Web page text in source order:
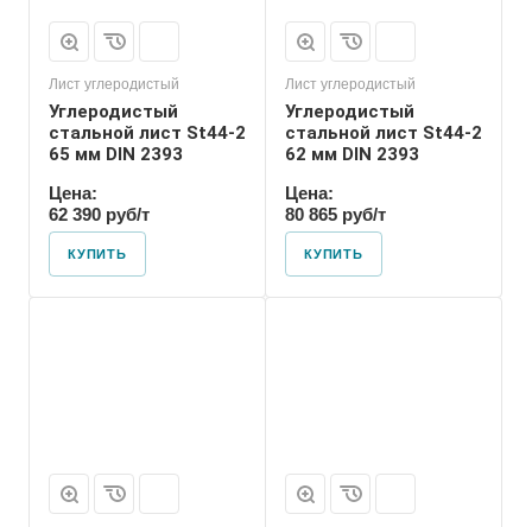
Лист углеродистый
Углеродистый
стальной лист St44-2
65 мм DIN 2393
Цена:
62 390 руб/т
КУПИТЬ
Лист углеродистый
Углеродистый
стальной лист St44-2
62 мм DIN 2393
Цена:
80 865 руб/т
КУПИТЬ